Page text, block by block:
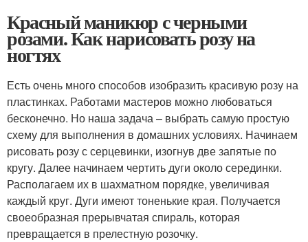
Красный маникюр с черными
розами. Как нарисовать розу на
ногтях
Есть очень много способов изобразить красивую розу на
пластинках. Работами мастеров можно любоваться
бесконечно. Но наша задача – выбрать самую простую
схему для выполнения в домашних условиях. Начинаем
рисовать розу с серцевинки, изогнув две запятые по
кругу. Далее начинаем чертить дуги около серединки.
Располагаем их в шахматном порядке, увеличивая
каждый круг. Дуги имеют тоненькие края. Получается
своеобразная прерывчатая спираль, которая
превращается в прелестную розочку.